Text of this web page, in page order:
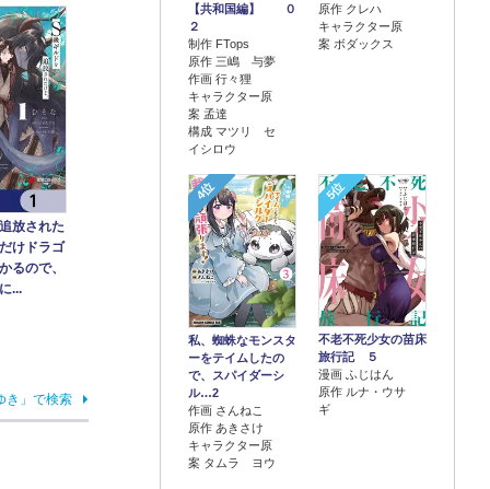
【共和国編】 ０
２
制作 FTops
原作 三嶋 与夢
作画 行々狸
キャラクター原
案 孟達
構成 マツリ セ
イシロウ
原作 クレハ
キャラクター原
案 ボダックス
4位
私、蜘蛛なモンスタ
ーをテイムしたの
で、スパイダーシ
ル…2
作画 さんねこ
原作 あきさけ
キャラクター原
案 タムラ ヨウ
5位
不老不死少女の苗床
旅行記 ５
漫画 ふじはん
原作 ルナ・ウサ
ギ
放された
けドラゴ
るので、
...
き」で検索